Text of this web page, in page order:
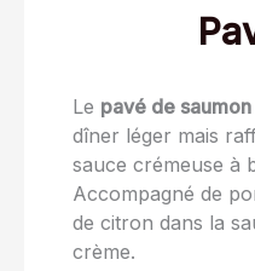
Le pavé de
dîner léger mais
sauce crémeuse à
Accompagné de
de citron dans la
crème.